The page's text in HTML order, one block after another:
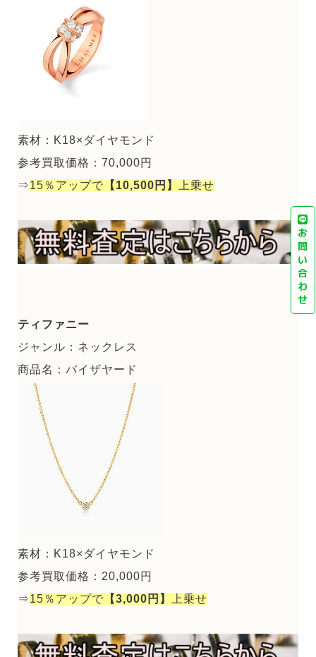
素材：K18×ダイヤモンド
参考買取価格：70,000円
⇒15％アップで 【10,500円】 上乗せ
ティファニー
ジャンル：ネックレス
商品名：バイザヤード
素材：K18×ダイヤモンド
参考買取価格：20,000円
⇒15％アップで 【3,000円】 上乗せ
お
問
い
合
わ
せ